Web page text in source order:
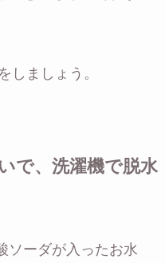
しましょう。
で、洗濯機で脱水
ソーダが入ったお水